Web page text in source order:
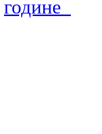
године